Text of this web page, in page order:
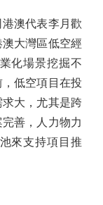
澳代表李月歡
大灣區低空經
化場景挖掘不
低空項目在投
大，尤其是跨
善，人力物力
來支持項目推